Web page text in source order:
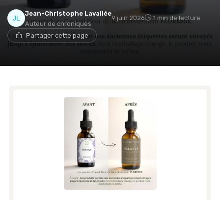
Jean-Christophe Lavallée
Auteur de chroniques
9 juin 2026 1 min de lecture
Partager cette page